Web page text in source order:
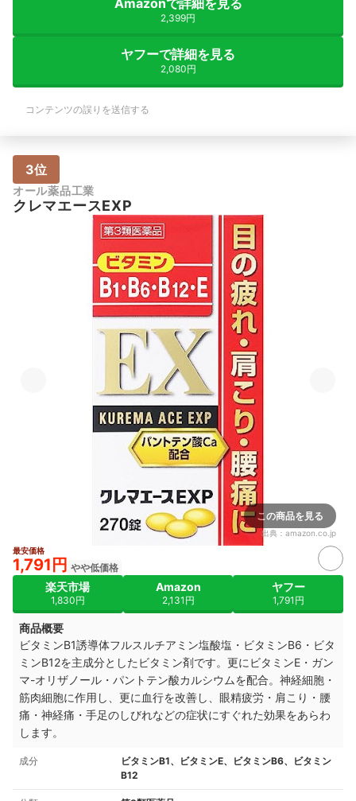
2,399円
ヤフーで詳細を見る
2,080円
コンテンツの誤りを送信する
3位
オール薬品工業
クレマエースEXP
この商品を見る
出典： amazon.co.jp
最安価格
1,791円 やや低価格
楽天市場
1,830円
Amazon
2,131円
ヤフー
1,791円
商品概要
ビタミンB1誘導体フルスルチアミン塩酸塩・ビタミンB6・ビタ
ミンB12を主成分としたビタミン剤です。更にビタミンE・ガン
マ-オリザノール・パントテン酸カルシウムを配合。神経細胞・
筋肉細胞に作用し、更に血行を改善し、眼精疲労・肩こり・腰
痛・神経痛・手足のしびれなどの症状にすぐれた効果をあらわ
します。
成分
ビタミンB1、ビタミンE、ビタミンB6、ビタミン
B12